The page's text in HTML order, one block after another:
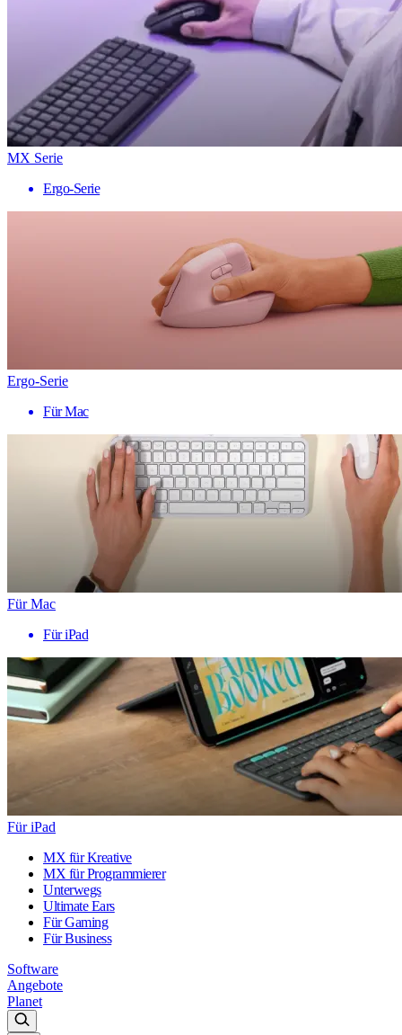
MX Serie
Ergo-Serie
Ergo-Serie
Für Mac
Für Mac
Für iPad
Für iPad
MX für Kreative
MX für Programmierer
Unterwegs
Ultimate Ears
Für Gaming
Für Business
Software
Angebote
Planet